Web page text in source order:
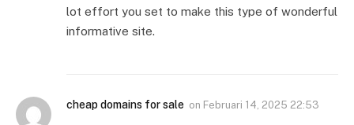
lot effort you set to make this type of wonderful
informative site.
cheap domains for sale on Februari 14, 2025 22:53